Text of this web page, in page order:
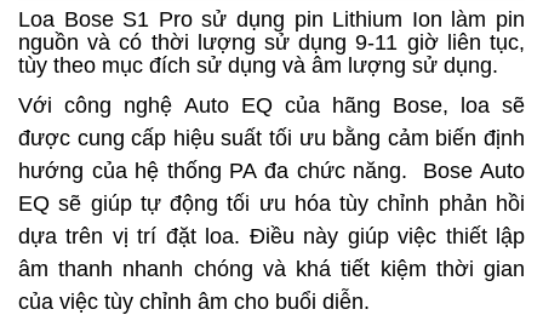
Loa Bose S1 Pro sử dụng pin Lithium Ion làm pin
nguồn và có thời lượng sử dụng 9-11 giờ liên tục,
tùy theo mục đích sử dụng và âm lượng sử dụng.
Với công nghệ Auto EQ của hãng Bose, loa sẽ
được cung cấp hiệu suất tối ưu bằng cảm biến định
hướng của hệ thống PA đa chức năng. Bose Auto
EQ sẽ giúp tự động tối ưu hóa tùy chỉnh phản hồi
dựa trên vị trí đặt loa. Điều này giúp việc thiết lập
âm thanh nhanh chóng và khá tiết kiệm thời gian
của việc tùy chỉnh âm cho buổi diễn.